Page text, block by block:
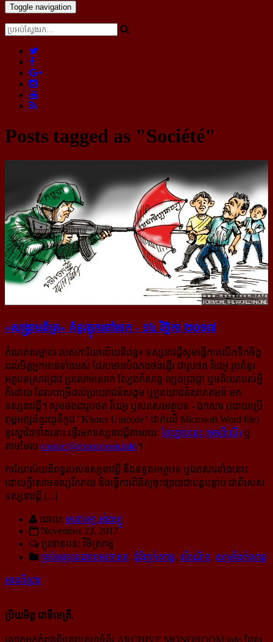
Toggle navigation
Posts tagged as "Société"
«សង្គ្រាម​ឆ័ត្រ» គំនូរ​ត្លុក​ចៅ​ចេក - ១៤ វិច្ឆិកា ២០១៧
កំណត់សម្គាល់ របស់ការិយាល័យនិពន្ធ៖ ទស្សនាវដ្ដីសូមធ្វើការលើកទឹកចិត្ត
ដល់មិត្តអ្នកអានទាំងអស់ ដែលមានបំណងចង់ផ្ញើរ ជា​រូបថត វីដេអូ រូបគំនូរ
អត្ថបទ​​ស្រាវជ្រាវ ប្រលោមលោក ល្បែង​កំសាន្ដ ល្បងប្រាជ្ញា ឬមតិយោបល់អ្វី
ក៏ដោយ ដែលបម្រើ​ដល់​ប្រយោជន៍​សង្គម ឬប្រយោជន៍សហគមន៍ មក
ទស្សនាវដ្ដី។ សូមថតជារូបថត វីដេអូ ឬសរសេរ​អត្ថបទ - ឯកសារ (ដោយ​ប្រើ
ពុម្ពអក្សរខ្មែរ​យូនីកូដ "Khmer Unicode" ដាក់លើ Microsoft Word file)
នូវស្នាដៃទាំងនោះ ផ្ញើរ​មកទស្សនាវដ្ដី​តាម​រយៈ ខ្សែភ្ជាប់នេះ (ចុចពីលើ) ឬ
តាមមែល contact@monoroom.info។
ការិយាល័យនិពន្ធរបស់ទស្សនាវដ្ដី នឹងទទួលអត្ថបទ ឬឯកសារទាំងនោះ
ដោយក្ដីសោមនស្សរីករាយ និង​ធ្វើការ​​ពិនិត្យ​ចុះ​ផ្សាយជាបន្តបន្ទាប់ ជាពិសេស​
ទស្សនាវដ្ដី [...]
ដោយ: មនោរម្យ.អាំងហ្វូ
November 23, 2017
ប្រធានបទ: វិចិត្រកម្ម
គ្រប់អត្ថបទជាខេមរភាសា, ជុំវិញកំសាន្ដ, សំណើច, សម្រាំងកំសាន្ដ
អានពិស្ដារ
ប្រិយមិត្ត ជាទីមេត្រី,